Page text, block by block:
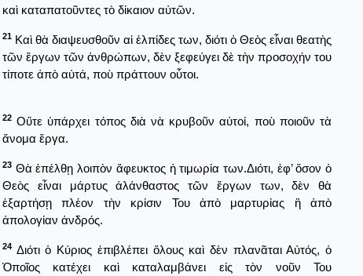
καὶ καταπατοῦντες τὸ δίκαιον αὐτῶν.
21 Καὶ θὰ διαψευσθοῦν αἱ ἐλπίδες των, διότι ὁ Θεὸς εἶναι θεατὴς
τῶν ἔργων τῶν ἀνθρώπων, δὲν ξεφεύγει δὲ τὴν προσοχήν του
τίποτε ἀπὸ αὐτά, ποὺ πράττουν οὗτοι.
22 Οὔτε ὑπάρχει τόπος διὰ νὰ κρυβοῦν αὐτοί, ποὺ ποιοῦν τὰ
ἄνομα ἔργα.
23 Θὰ ἐπέλθῃ λοιπὸν ἄφευκτος ἡ τιμωρία των.Διότι, ἐφ’ ὅσον ὁ
Θεὸς εἶναι μάρτυς ἀλάνθαστος τῶν ἔργων των, δὲν θὰ
ἐξαρτήσῃ πλέον τὴν κρίσιν Του ἀπὸ μαρτυρίας ἢ ἀπὸ
ἀπολογίαν ἀνδρός.
24 Διότι ὁ Κύριος ἐπιβλέπει ὅλους καὶ δὲν πλανᾶται Αὐτός, ὁ
Ὁποῖος κατέχει καὶ καταλαμβάνει εἰς τὸν νοῦν Του